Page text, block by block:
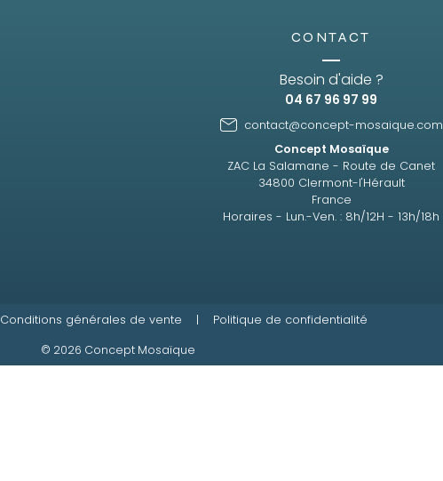
CONTACT
Besoin d'aide ?
04 67 96 97 99
contact@concept-mosaique.com
Concept Mosaïque
ZAC La Salamane - Route de Canet
34800 Clermont-l'Hérault
France
Horaires - Lun.-Ven. : 8h/12H - 13h/18h
© 2026 Concept Mosaïque
Conditions générales de vente | Politique de confidentialité